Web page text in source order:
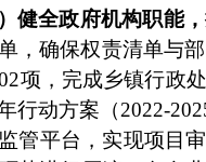
）健全政府机构职能
，确保权责清单与
项，完成乡镇行政
行动方案（2022-
管平台，实现项目